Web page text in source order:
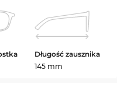
i nienagannej
, model FT1209,
Długość zausznika
145 mm